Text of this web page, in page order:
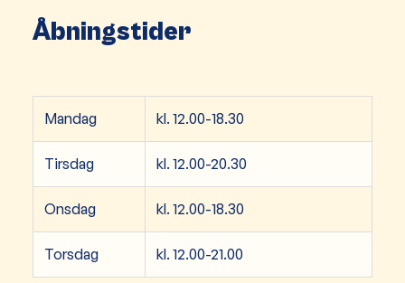
Åbningstider
Mandag kl. 12.00-18.30
Tirsdag kl. 12.00-20.30
Onsdag kl. 12.00-18.30
Torsdag kl. 12.00-21.00